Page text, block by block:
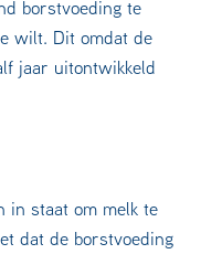
borstvoeding te
wilt. Dit omdat de
jaar uitontwikkeld
in staat om melk te
dat de borstvoeding